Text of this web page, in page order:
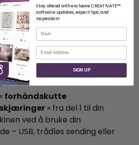
i gang
utklippede
forhåndskutte
» fra del 1 til din
ved å bruke din
– USB, trådløs sending eller
Stay ahead with exclusive CREATIVATE™
software updates, expert tips, and
inspiration!
Navn
E-post
SIGN UP